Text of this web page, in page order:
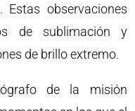
Estas observaciones
de sublimación y
de brillo extremo.
de la misión